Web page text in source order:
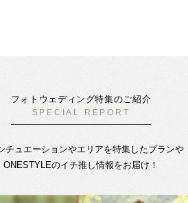
フォトウェディング特集のご紹介
SPECIAL REPORT
チュエーションやエリアを特集したプランや
ONESTYLEのイチ推し情報をお届け！